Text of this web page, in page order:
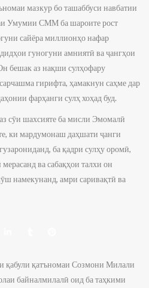
мазкур бо ташаббуси навбатии
Умумии СММ ба шароите рост
сайёра миллионҳо нафар
гуногуни амниятӣ ва ҷангҳои
бешак аз нақши сулҳофару
гирифта, ҳамакнун саҳме дар
фарҳанги сулҳ хоҳад буд.
сӯи шахсияте ба мисли Эмомалӣ
ки мардумонаш даҳшати ҷанги
ба қадри сулҳу оромӣ,
ва сабақҳои талхи он
намекунанд, амри саривақтӣ ва
қатъномаи Созмони Милали
байналмилалӣ оид ба таҳкими